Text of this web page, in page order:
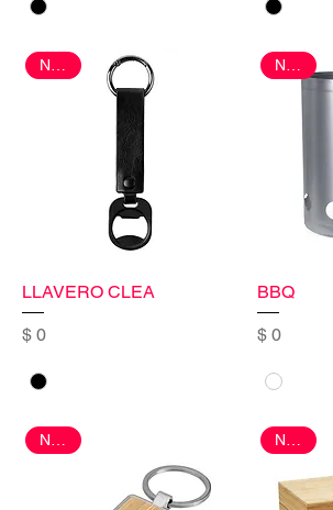
LLAVERO CLEA
Precio
$ 0
BBQ
Precio
$ 0